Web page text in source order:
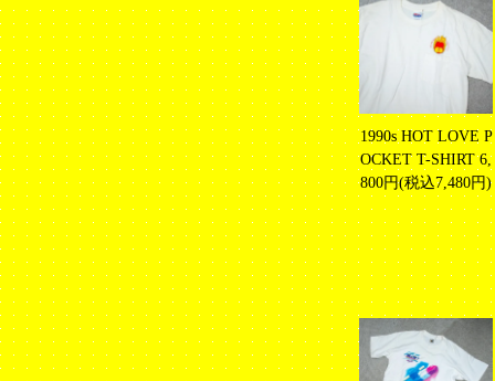
1990s HOT LOVE P
OCKET T-SHIRT6,
800円(税込7,480円)